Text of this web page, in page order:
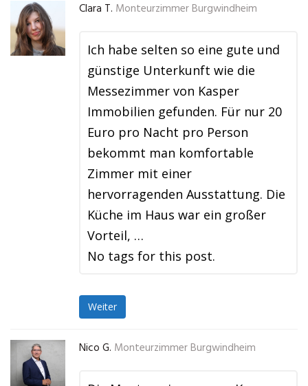
Clara T. Monteurzimmer Burgwindheim
Ich habe selten so eine gute und
günstige Unterkunft wie die
Messezimmer von Kasper
Immobilien gefunden. Für nur 20
Euro pro Nacht pro Person
bekommt man komfortable
Zimmer mit einer
hervorragenden Ausstattung. Die
Küche im Haus war ein großer
Vorteil, …
No tags for this post.
Weiter
Nico G. Monteurzimmer Burgwindheim